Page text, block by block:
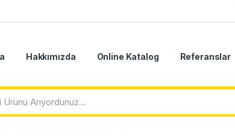
Hakkımızda Online Katalog Referanslar